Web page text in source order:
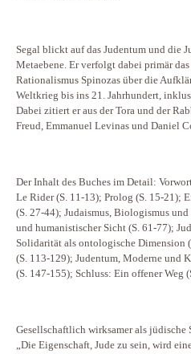
Segal blickt auf das Judentum und die
Metaebene. Er verfolgt dabei primär
Rationalismus Spinozas über die
Weltkrieg bis ins 21. Jahrhundert,
Dabei zitiert er aus der Tora und der
Freud, Emmanuel Levinas und Daniel
Der Inhalt des Buches im Detail:
Le Rider (S. 11-13); Prolog (S. 15-21);
(S. 27-44); Judaismus, Biologismus
und humanistischer Sicht (S. 61-77);
Solidarität als ontologische Dimension
(S. 113-129); Judentum, Moderne und
(S. 147-155); Schluss: Ein offener Weg
Gesellschaftlich wirksamer als
„Die Eigenschaft, Jude zu sein, wird